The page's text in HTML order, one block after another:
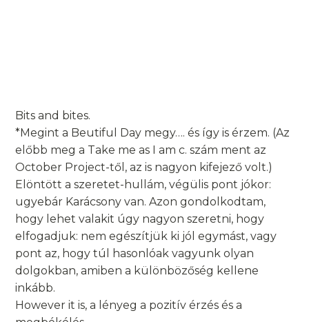
Bits and bites.
*Megint a Beutiful Day megy…. és így is érzem. (Az
előbb meg a Take me as I am c. szám ment az
October Project-től, az is nagyon kifejező volt.)
Elöntött a szeretet-hullám, végülis pont jókor:
ugyebár Karácsony van. Azon gondolkodtam,
hogy lehet valakit úgy nagyon szeretni, hogy
elfogadjuk: nem egészítjük ki jól egymást, vagy
pont az, hogy túl hasonlóak vagyunk olyan
dolgokban, amiben a különbözőség kellene
inkább.
However it is, a lényeg a pozitív érzés és a